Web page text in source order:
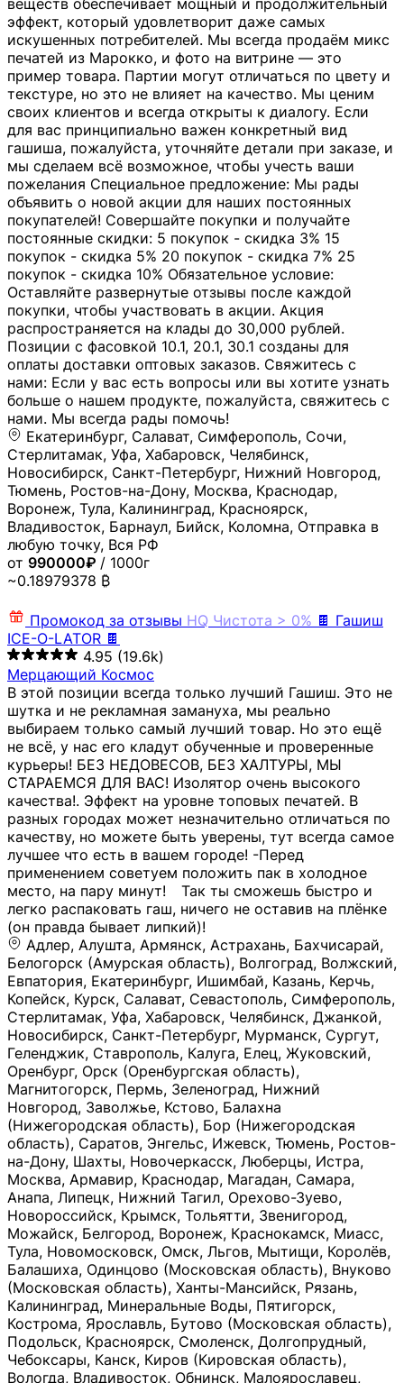
веществ обеспечивает мощный и продолжительный
эффект, который удовлетворит даже самых
искушенных потребителей. Мы всегда продаём микс
печатей из Марокко, и фото на витрине — это
пример товара. Партии могут отличаться по цвету и
текстуре, но это не влияет на качество. Мы ценим
своих клиентов и всегда открыты к диалогу. Если
для вас принципиально важен конкретный вид
гашиша, пожалуйста, уточняйте детали при заказе, и
мы сделаем всё возможное, чтобы учесть ваши
пожелания Специальное предложение: Мы рады
объявить о новой акции для наших постоянных
покупателей! Совершайте покупки и получайте
постоянные скидки: 5 покупок - скидка 3% 15
покупок - скидка 5% 20 покупок - скидка 7% 25
покупок - скидка 10% Обязательное условие:
Оставляйте развернутые отзывы после каждой
покупки, чтобы участвовать в акции. Акция
распространяется на клады до 30,000 рублей.
Позиции с фасовкой 10.1, 20.1, 30.1 созданы для
оплаты доставки оптовых заказов. Свяжитесь с
нами: Если у вас есть вопросы или вы хотите узнать
больше о нашем продукте, пожалуйста, свяжитесь с
нами. Мы всегда рады помочь!
Екатеринбург, Салават, Симферополь, Сочи,
Стерлитамак, Уфа, Хабаровск, Челябинск,
Новосибирск, Санкт-Петербург, Нижний Новгород,
Тюмень, Ростов-на-Дону, Москва, Краснодар,
Воронеж, Тула, Калининград, Красноярск,
Владивосток, Барнаул, Бийск, Коломна, Отправка в
любую точку, Вся РФ
от 990000₽ / 1000г
~0.18979378 ₿
Промокод за отзывы HQ Чистота > 0% 🍫 Гашиш
ICE-O-LATOR 🍫
4.95 (19.6k)
Мерцающий Космос
В этой позиции всегда только лучший Гашиш. Это не
шутка и не рекламная замануха, мы реально
выбираем только самый лучший товар. Но это ещё
не всё, у нас его кладут обученные и проверенные
курьеры! БЕЗ НЕДОВЕСОВ, БЕЗ ХАЛТУРЫ, МЫ
СТАРАЕМСЯ ДЛЯ ВАС! Изолятор очень высокого
качества!. Эффект на уровне топовых печатей. В
разных городах может незначительно отличаться по
качеству, но можете быть уверены, тут всегда самое
лучшее что есть в вашем городе! -Перед
применением советуем положить пак в холодное
место, на пару минут!⠀ Так ты сможешь быстро и
легко распаковать гаш, ничего не оставив на плёнке
(он правда бывает липкий)!
Адлер, Алушта, Армянск, Астрахань, Бахчисарай,
Белогорск (Амурская область), Волгоград, Волжский,
Евпатория, Екатеринбург, Ишимбай, Казань, Керчь,
Копейск, Курск, Салават, Севастополь, Симферополь,
Стерлитамак, Уфа, Хабаровск, Челябинск, Джанкой,
Новосибирск, Санкт-Петербург, Мурманск, Сургут,
Геленджик, Ставрополь, Калуга, Елец, Жуковский,
Оренбург, Орск (Оренбургская область),
Магнитогорск, Пермь, Зеленоград, Нижний
Новгород, Заволжье, Кстово, Балахна
(Нижегородская область), Бор (Нижегородская
область), Саратов, Энгельс, Ижевск, Тюмень, Ростов-
на-Дону, Шахты, Новочеркасск, Люберцы, Истра,
Москва, Армавир, Краснодар, Магадан, Самара,
Анапа, Липецк, Нижний Тагил, Орехово-Зуево,
Новороссийск, Крымск, Тольятти, Звенигород,
Можайск, Белгород, Воронеж, Краснокамск, Миасс,
Тула, Новомосковск, Омск, Льгов, Мытищи, Королёв,
Балашиха, Одинцово (Московская область), Внуково
(Московская область), Ханты-Мансийск, Рязань,
Калининград, Минеральные Воды, Пятигорск,
Кострома, Ярославль, Бутово (Московская область),
Подольск, Красноярск, Смоленск, Долгопрудный,
Чебоксары, Канск, Киров (Кировская область),
Вологда, Владивосток, Обнинск, Малоярославец,